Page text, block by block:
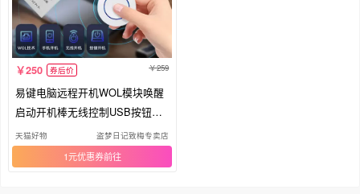
250 券后价 259
易键电脑远程开机WOL模块唤醒
启动开机棒无线控制USB按钮键
卡
天猫好物 盗梦日记致梅专卖店
1元优惠券